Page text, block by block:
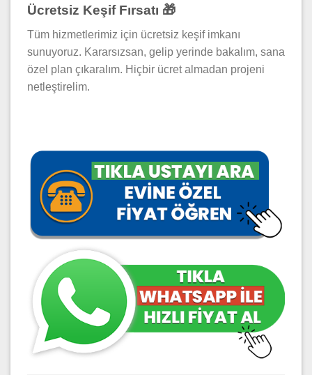
Ücretsiz Keşif Fırsatı 🎁
Tüm hizmetlerimiz için ücretsiz keşif imkanı
sunuyoruz. Kararsızsan, gelip yerinde bakalım, sana
özel plan çıkaralım. Hiçbir ücret almadan projeni
netleştirelim.